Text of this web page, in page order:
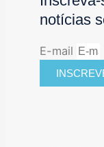
notícias
E-mail